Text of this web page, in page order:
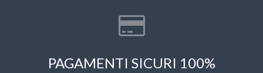
PAGAMENTI SICURI 100%